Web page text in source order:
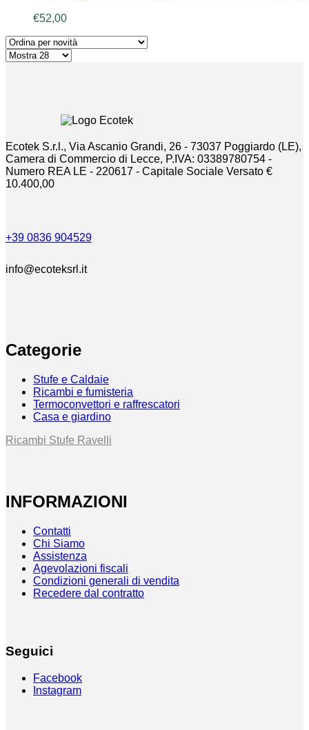
€52,00
Ecotek S.r.l., Via Ascanio Grandi, 26 - 73037 Poggiardo (LE),
Camera di Commercio di Lecce, P.IVA: 03389780754 -
Numero REA LE - 220617 - Capitale Sociale Versato €
10.400,00
+39 0836 904529
info@ecoteksrl.it
Categorie
Stufe e Caldaie
Ricambi e fumisteria
Termoconvettori e raffrescatori
Casa e giardino
Ricambi Stufe Ravelli
INFORMAZIONI
Contatti
Chi Siamo
Assistenza
Agevolazioni fiscali
Condizioni generali di vendita
Recedere dal contratto
Seguici
Facebook
Instagram